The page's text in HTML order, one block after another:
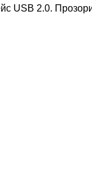
USB 2.0.